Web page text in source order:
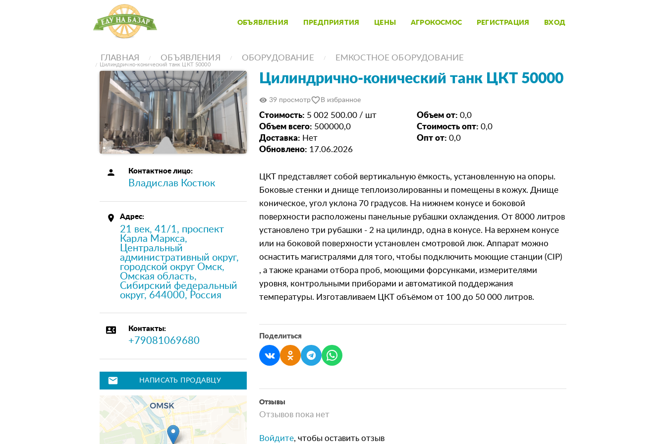
ОБЪЯВЛЕНИЯ ПРЕДПРИЯТИЯ ЦЕНЫ АГРОКОСМОС РЕГИСТРАЦИЯ ВХОД
ГЛАВНАЯ ОБЪЯВЛЕНИЯ ОБОРУДОВАНИЕ ЕМКОСТНОЕ ОБОРУДОВАНИЕ
Цилиндрично-конический танк ЦКТ 50000
person Контактное лицо:
Владислав Костюк
place Адрес:
21 век, 41/1, проспект
Карла Маркса,
Центральный
административный округ,
городской округ Омск,
Омская область,
Сибирский федеральный
округ, 644000, Россия
contact_phone Контакты:
+79081069680
mail НАПИСАТЬ ПРОДАВЦУ
Цилиндрично-конический танк ЦКТ 50000
visibility 39 просмотрfavorite_border В избранное
Стоимость: 5 002 500.00 / шт Объем от: 0,0
Объем всего: 500000,0 Стоимость опт: 0,0
Доставка: Нет Опт от: 0,0
Обновлено: 17.06.2026
ЦКТ представляет собой вертикальную ёмкость, установленную на опоры.
Боковые стенки и днище теплоизолированны и помещены в кожух. Днище
коническое, угол уклона 70 градусов. На нижнем конусе и боковой
поверхности расположены панельные рубашки охлаждения. От 8000 литров
установлено три рубашки - 2 на цилиндр, одна в конусе. На верхнем конусе
или на боковой поверхности установлен смотровой люк. Аппарат можно
оснастить магистралями для того, чтобы подключить моющие станции (CIP)
, а также кранами отбора проб, моющими форсунками, измерителями
уровня, контрольными приборами и автоматикой поддержания
температуры. Изготавливаем ЦКТ объёмом от 100 до 50 000 литров.
Поделиться
Отзывы
Отзывов пока нет
Войдите, чтобы оставить отзыв